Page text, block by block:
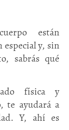
están
especial y, sin
sabrás qué
física y
te ayudará a
Y, ahí es